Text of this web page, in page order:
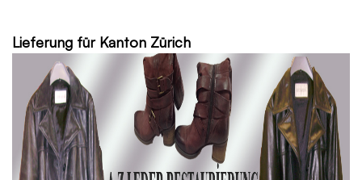
Lieferung für Kanton Zürich